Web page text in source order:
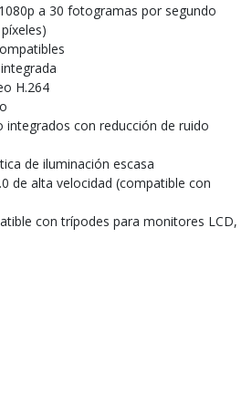
a 30 fotogramas por segundo
H.264
con reducción de ruido
de iluminación escasa
de alta velocidad (compatible con
con trípodes para monitores LCD,